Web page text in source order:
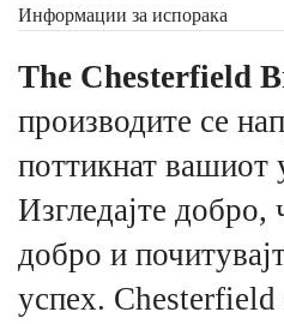
Информации за испорака
The Chesterfield
производите се
поттикнат вашиот
Изгледајте добро,
добро и
успех. Chesterfield